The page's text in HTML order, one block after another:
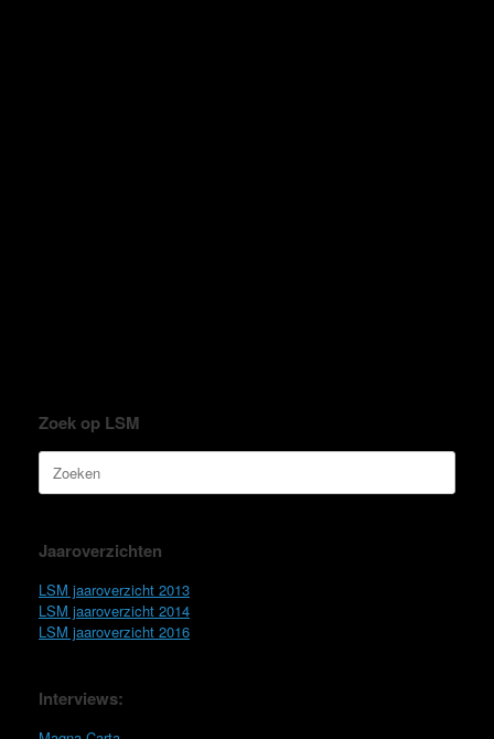
Zoek op LSM
Zoeken
naar:
Jaaroverzichten
LSM jaaroverzicht 2013
LSM jaaroverzicht 2014
LSM jaaroverzicht 2016
Interviews: